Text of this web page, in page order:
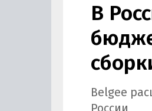
В
Belgee